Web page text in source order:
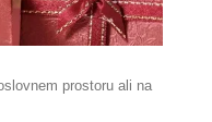
prostoru ali na